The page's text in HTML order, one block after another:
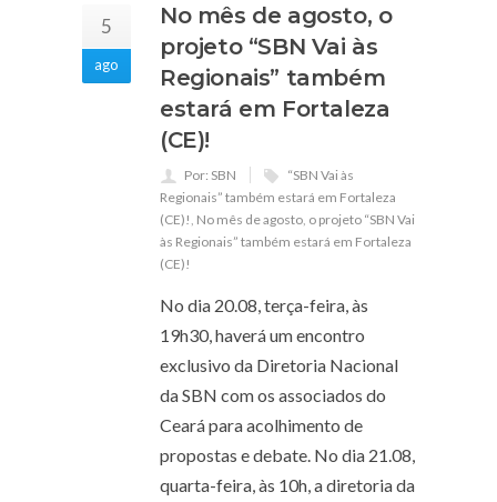
5
ago
No mês de agosto, o
projeto “SBN Vai às
Regionais” também
estará em Fortaleza
(CE)!
Por: SBN
“SBN Vai às
Regionais” também estará em Fortaleza
(CE)! No mês de agosto o projeto “SBN Vai
às Regionais” também estará em Fortaleza
(CE)!
No dia 20.08, terça-feira, às
19h30, haverá um encontro
exclusivo da Diretoria Nacional
da SBN com os associados do
Ceará para acolhimento de
propostas e debate. No dia 21.08,
quarta-feira, às 10h, a diretoria da